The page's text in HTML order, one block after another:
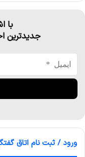
با
جدیدترین
ورود / ثبت نام اتاق